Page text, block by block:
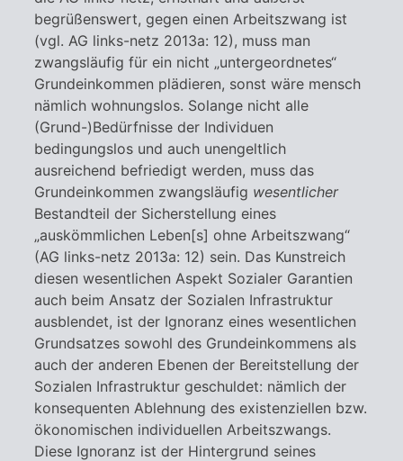
begrüßenswert, gegen einen Arbeitszwang ist
(vgl. AG links-netz 2013a: 12), muss man
zwangsläufig für ein nicht „untergeordnetes“
Grundeinkommen plädieren, sonst wäre mensch
nämlich wohnungslos. Solange nicht alle
(Grund-)Bedürfnisse der Individuen
bedingungslos und auch unengeltlich
ausreichend befriedigt werden, muss das
Grundeinkommen zwangsläufig wesentlicher
Bestandteil der Sicherstellung eines
„auskömmlichen Leben[s] ohne Arbeitszwang“
(AG links-netz 2013a: 12) sein. Das Kunstreich
diesen wesentlichen Aspekt Sozialer Garantien
auch beim Ansatz der Sozialen Infrastruktur
ausblendet, ist der Ignoranz eines wesentlichen
Grundsatzes sowohl des Grundeinkommens als
auch der anderen Ebenen der Bereitstellung der
Sozialen Infrastruktur geschuldet: nämlich der
konsequenten Ablehnung des existenziellen bzw.
ökonomischen individuellen Arbeitszwangs.
Diese Ignoranz ist der Hintergrund seines